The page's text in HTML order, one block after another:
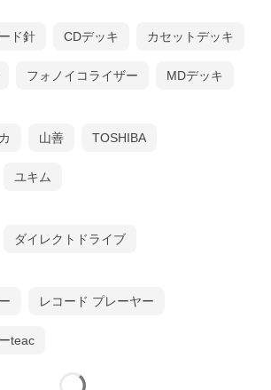
ド針 CDデッキ カセットデッキ
フォノイコライザー MDデッキ
山善 TOSHIBA
ユキム
ダイレクトドライブ
レコード プレーヤー
teac